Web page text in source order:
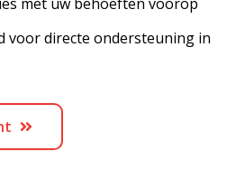
voor directe ondersteuning in